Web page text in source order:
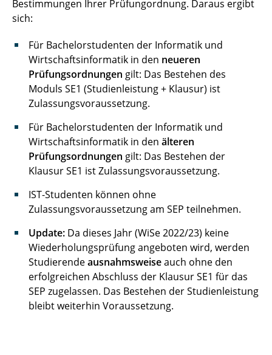
Bestimmungen Ihrer Prüfungordnung. Daraus ergibt
sich:
Für Bachelorstudenten der Informatik und
Wirtschaftsinformatik in den neueren
Prüfungsordnungen gilt: Das Bestehen des
Moduls SE1 (Studienleistung + Klausur) ist
Zulassungsvoraussetzung.
Für Bachelorstudenten der Informatik und
Wirtschaftsinformatik in den älteren
Prüfungsordnungen gilt: Das Bestehen der
Klausur SE1 ist Zulassungsvoraussetzung.
IST-Studenten können ohne
Zulassungsvoraussetzung am SEP teilnehmen.
Update: Da dieses Jahr (WiSe 2022/23) keine
Wiederholungsprüfung angeboten wird, werden
Studierendeausnahmsweiseauch ohne den
erfolgreichen Abschluss der Klausur SE1 für das
SEP zugelassen. Das Bestehen der Studienleistung
bleibt weiterhin Voraussetzung.